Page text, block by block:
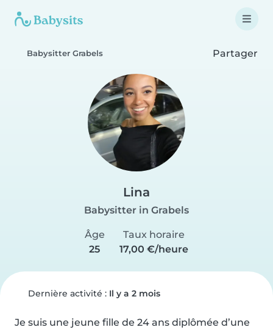
Babysitter Grabels Partager
Lina
Babysitter in Grabels
Âge
25
Taux horaire
17,00 €/heure
Dernière activité : Il y a 2 mois
Je suis une jeune fille de 24 ans diplômée d’une